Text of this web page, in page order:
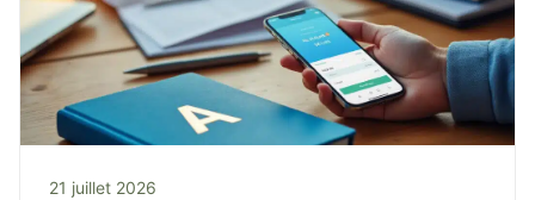
21 juillet 2026